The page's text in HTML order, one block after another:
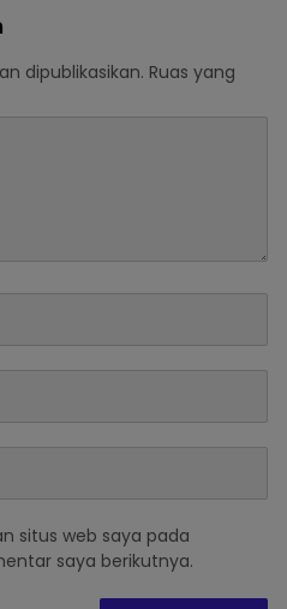
dipublikasikan. Ruas yang
situs web saya pada
saya berikutnya.